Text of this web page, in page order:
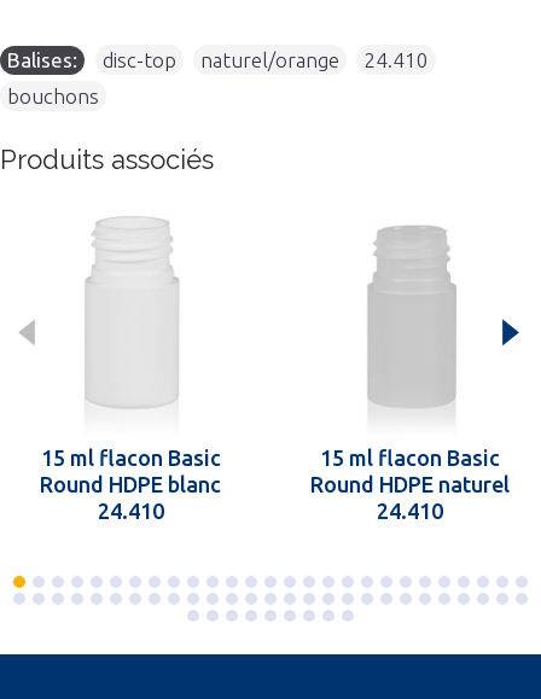
Balises: disc-top naturel/orange 24.410
bouchons
Produits associés
15 ml flacon Basic
Round HDPE blanc
24.410
15 ml flacon Basic
Round HDPE naturel
24.410